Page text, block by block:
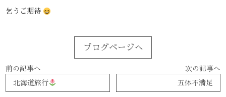
乞うご期待
ブログページへ
前の記事へ
北海道旅行
次の記事へ
五体不満足